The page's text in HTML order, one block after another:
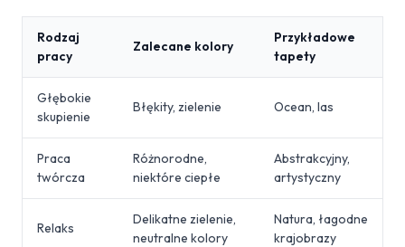
Rodzaj
pracy
Zalecane kolory
Przykładowe
tapety
Głębokie
skupienie
Błękity, zielenie Ocean, las
Praca
twórcza
Różnorodne,
niektóre ciepłe
Abstrakcyjny,
artystyczny
Relaks
Delikatne zielenie,
neutralne kolory
Natura, łagodne
krajobrazy